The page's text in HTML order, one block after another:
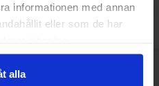
informationen med annan
eller som de har
alla